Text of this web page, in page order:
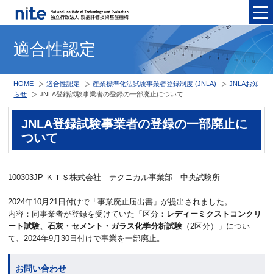
適合性認定
HOME 適合性認定 産業標準化法試験事業者登録制度 (JNLA)
JNLAお知
らせ
JNLA登録試験事業者の登録の一部廃止について
JNLA登録試験事業者の登録の一部廃止に
ついて
100303JP ＫＴＳ株式会社 テクニカル事業部 中央試験所
2024年10月21日付けで「事業廃止届出書」が提出されました。
内容：同事業者が登録を受けていた「区分： レディーミクストコンクリ
ート試験、石灰・セメント・ガラス化学分析試験 （2区分）」につい
て、2024年9月30日付けで事業を一部廃止。
お問い合わせ